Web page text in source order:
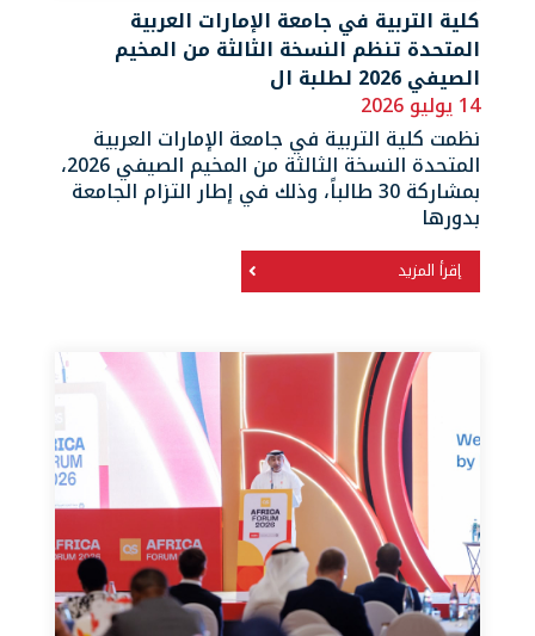
كلية التربية في جامعة الإمارات العربية
المتحدة تنظم النسخة الثالثة من المخيم
الصيفي 2026 لطلبة ال
14 يوليو 2026
نظمت كلية التربية في جامعة الإمارات العربية
المتحدة النسخة الثالثة من المخيم الصيفي 2026،
بمشاركة 30 طالباً، وذلك في إطار التزام الجامعة
بدورها
إقرأ المزيد